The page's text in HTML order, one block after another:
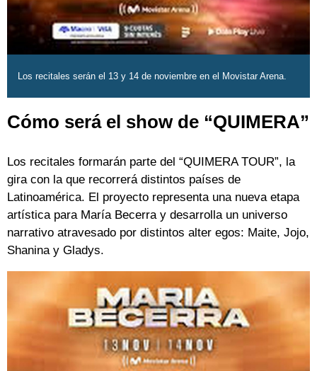
Los recitales serán el 13 y 14 de noviembre en el Movistar Arena.
Cómo será el show de “QUIMERA”
Los recitales formarán parte del “QUIMERA TOUR”, la
gira con la que recorrerá distintos países de
Latinoamérica. El proyecto representa una nueva etapa
artística para María Becerra y desarrolla un universo
narrativo atravesado por distintos alter egos: Maite, Jojo,
Shanina y Gladys.